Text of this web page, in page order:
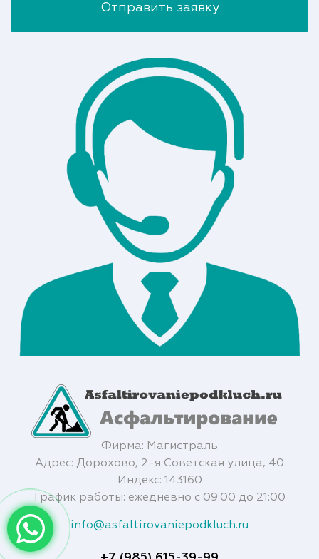
Фирма: Магистраль
Адрес: Дорохово, 2-я Советская улица, 40
Индекс: 143160
График работы: ежедневно с 09:00 до 21:00
info@asfaltirovaniepodkluch.ru